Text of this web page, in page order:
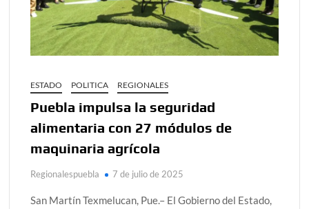
ESTADO POLITICA REGIONALES
Puebla impulsa la seguridad
alimentaria con 27 módulos de
maquinaria agrícola
Regionalespuebla 7 de julio de 2025
San Martín Texmelucan, Pue.– El Gobierno del Estado,